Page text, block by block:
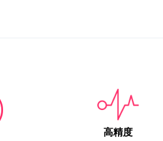
高精度